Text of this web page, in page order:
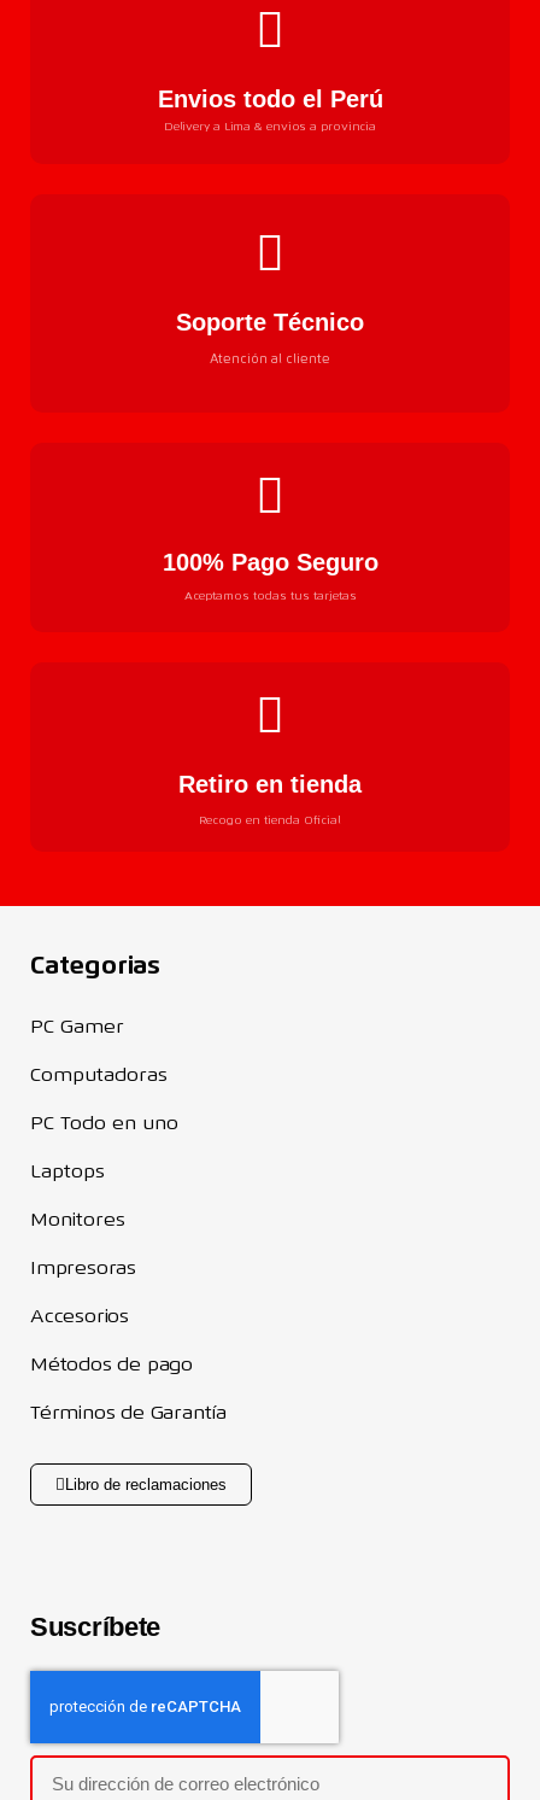
Envios todo el Perú
Delivery a Lima & envios a provincia
Soporte Técnico
Atención al cliente
100% Pago Seguro
Aceptamos todas tus tarjetas
Retiro en tienda
Recogo en tienda Oficial
Categorias
PC Gamer
Computadoras
PC Todo en uno
Laptops
Monitores
Impresoras
Accesorios
Métodos de pago
Términos de Garantía
Libro de reclamaciones
Suscríbete